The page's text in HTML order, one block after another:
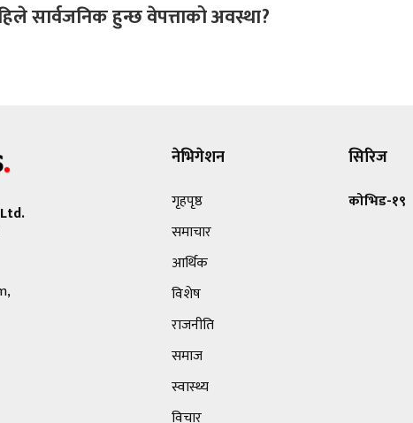
सार्वजनिक हुन्छ वेपत्ताको अवस्था?
,
नेभिगेशन
गृहपृष्ठ
समाचार
आर्थिक
विशेष
राजनीति
समाज
स्वास्थ्य
विचार
सिरिज
कोभिड-१९